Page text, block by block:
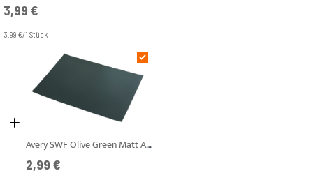
3,99 €
3.99 €/1 Stück
Avery SWF Olive Green Matt A4 Muster
2,99 €